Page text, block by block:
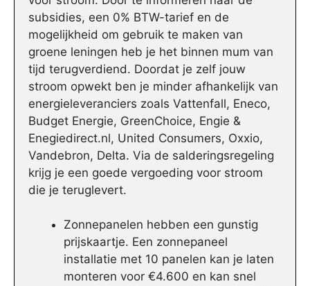
subsidies, een 0% BTW-tarief en de
mogelijkheid om gebruik te maken van
groene leningen heb je het binnen mum van
tijd terugverdiend. Doordat je zelf jouw
stroom opwekt ben je minder afhankelijk van
energieleveranciers zoals Vattenfall, Eneco,
Budget Energie, GreenChoice, Engie &
Enegiedirect.nl, United Consumers, Oxxio,
Vandebron, Delta. Via de salderingsregeling
krijg je een goede vergoeding voor stroom
die je teruglevert.
Zonnepanelen hebben een gunstig
prijskaartje. Een zonnepaneel
installatie met 10 panelen kan je laten
monteren voor €4.600 en kan snel